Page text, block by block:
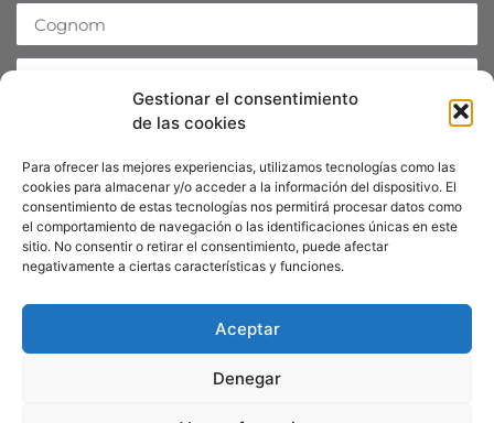
Gestionar el consentimiento
de las cookies
Para ofrecer las mejores experiencias, utilizamos tecnologías como las
cookies para almacenar y/o acceder a la información del dispositivo. El
consentimiento de estas tecnologías nos permitirá procesar datos como
el comportamiento de navegación o las identificaciones únicas en este
sitio. No consentir o retirar el consentimiento, puede afectar
negativamente a ciertas características y funciones.
Aceptar
Denegar
Política de Privacitat
Enviar
Segueix-nos
Instagram
YouTube
Facebook